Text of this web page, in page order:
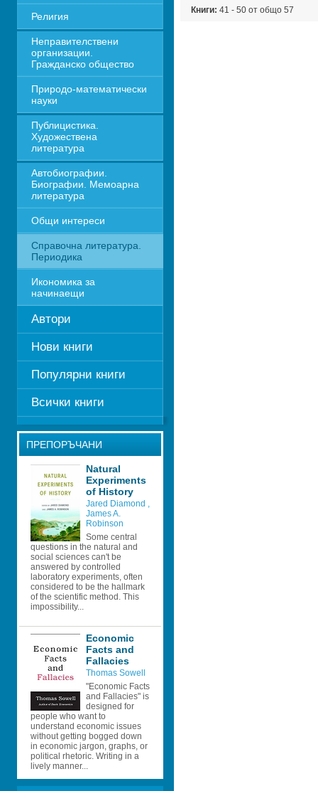
Религия
Неправителствени
организации.
Гражданско общество
Природо-математически
науки
Публицистика.
Художествена
литература
Автобиографии.
Биографии. Мемоарна
литература
Общи интереси
Справочна литература.
Периодика
Икономика за
начинаещи
Автори
Нови книги
Популярни книги
Всички книги
ПРЕПОРЪЧАНИ
Natural
Experiments
of History
Jared Diamond ,
James A.
Robinson
Some central
questions in the natural and
social sciences can't be
answered by controlled
laboratory experiments, often
considered to be the hallmark
of the scientific method. This
impossibility...
Economic
Facts and
Fallacies
Thomas Sowell
"Economic Facts
and Fallacies" is
designed for
people who want to
understand economic issues
without getting bogged down
in economic jargon, graphs, or
political rhetoric. Writing in a
lively manner...
Книги: 41 - 50 от общо 57